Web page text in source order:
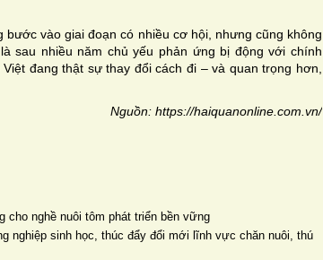
bước vào giai đoạn có nhiều cơ hội, nhưng cũng không
sau nhiều năm chủ yếu phản ứng bị động với chính
đang thật sự thay đổi cách đi – và quan trọng hơn,
Nguồn: https://haiquanonline.com.vn/
cho nghề nuôi tôm phát triển bền vững
nghiệp sinh học, thúc đẩy đổi mới lĩnh vực chăn nuôi, thú